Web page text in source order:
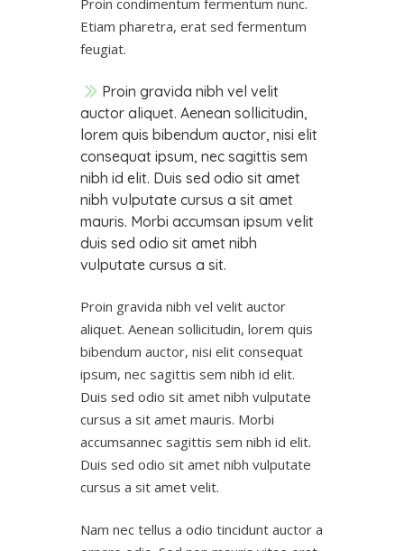
Etiam pharetra, erat sed fermentum
feugiat.
Proin gravida nibh vel velit
auctor aliquet. Aenean sollicitudin,
lorem quis bibendum auctor, nisi elit
consequat ipsum, nec sagittis sem
nibh id elit. Duis sed odio sit amet
nibh vulputate cursus a sit amet
mauris. Morbi accumsan ipsum velit
duis sed odio sit amet nibh
vulputate cursus a sit.
Proin gravida nibh vel velit auctor
aliquet. Aenean sollicitudin, lorem quis
bibendum auctor, nisi elit consequat
ipsum, nec sagittis sem nibh id elit.
Duis sed odio sit amet nibh vulputate
cursus a sit amet mauris. Morbi
accumsannec sagittis sem nibh id elit.
Duis sed odio sit amet nibh vulputate
cursus a sit amet velit.
Nam nec tellus a odio tincidunt auctor a